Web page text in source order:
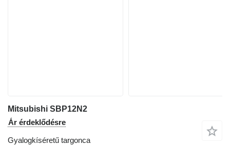
Mitsubishi SBP12N2
Ár érdeklődésre
Gyalogkíséretű targonca